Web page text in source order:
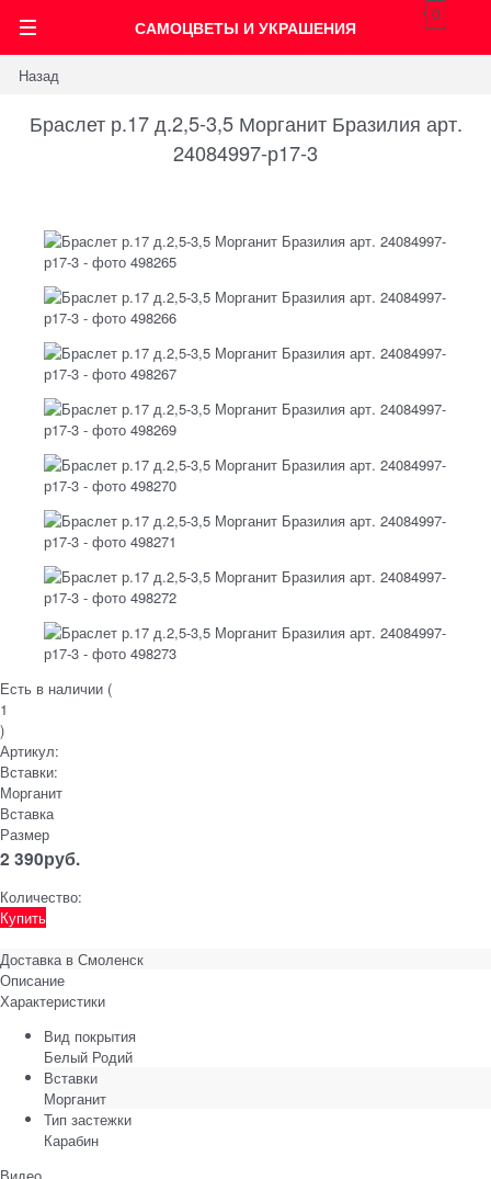
САМОЦВЕТЫ И УКРАШЕНИЯ
0
Назад
Браслет р.17 д.2,5-3,5 Морганит Бразилия арт.
24084997-р17-3
Есть в наличии (
1
)
Артикул:
Вставки:
Морганит
Вставка
Размер
2 390руб.
Количество:
Купить
Доставка в Смоленск
Описание
Характеристики
Вид покрытия
Белый Родий
Вставки
Морганит
Тип застежки
Карабин